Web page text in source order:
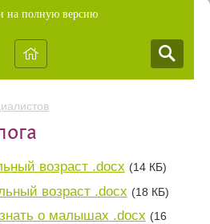
на полную версию
возраст .docx (14 КБ)
возраст .docx (18 КБ)
о малышах .docx (16